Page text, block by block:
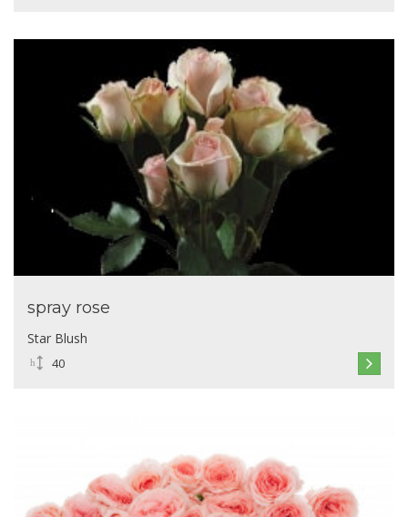
spray rose
Star Blush
40